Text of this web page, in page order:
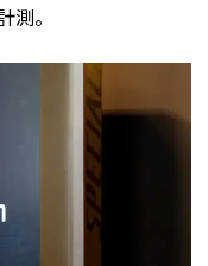
。